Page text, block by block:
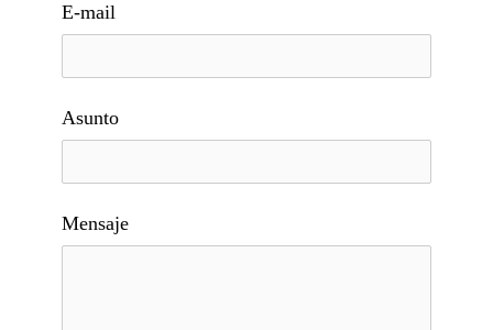
E-mail
Asunto
Mensaje